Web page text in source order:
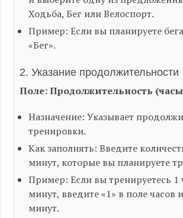
Ходьба, Бег или Велоспорт.
Пример: Если вы планируете
«Бег».
2. Указание продолжительности
Поле: Продолжительность
Назначение: Указывает
тренировки.
Как заполнять: Введите
минут, которые вы планируете
Пример: Если вы тренируетесь 1
минут, введите «1» в поле часов
минут.